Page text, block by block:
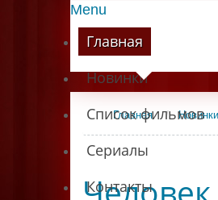
Menu
Главная
Новинки
Список фильмов
Сериалы
Контакты
Главная / Новинки